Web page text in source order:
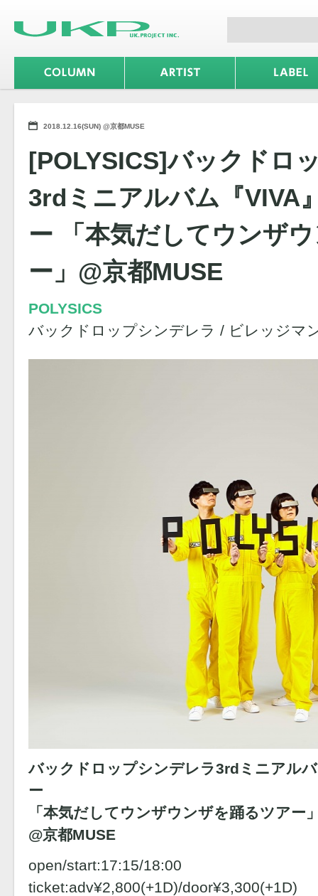
2018.12.16(SUN) @京都MUSE
[POLYSICS]バックドロ
3rdミニアルバム『VIVA
ー 「本気だしてウンザ
ー」@京都MUSE
POLYSICS
バックドロップシンデレラ / ビレッジマ
バックドロップシンデレラ3rdミニアル
ー
「本気だしてウンザウンザを踊るツアー
@京都MUSE
open/start:17:15/18:00
ticket:adv¥2,800(+1D)/door¥3,300(+1D)